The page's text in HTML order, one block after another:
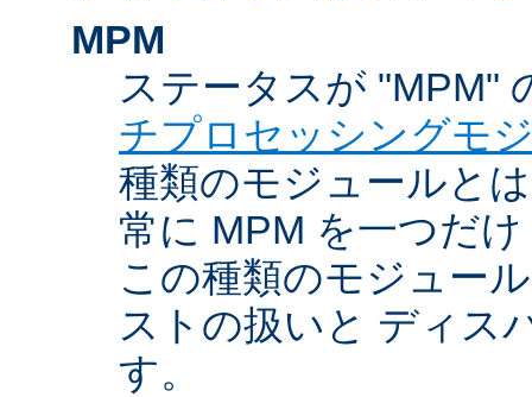
MPM
ステータスが "MPM"
チプロセッシングモ
種類のモジュールと
常に MPM を一つだ
この種類のモジュー
ストの扱いと ディス
す。